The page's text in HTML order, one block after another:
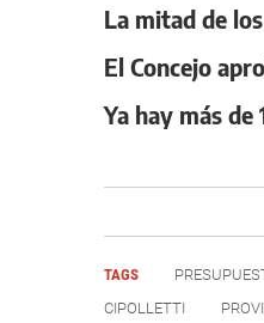
La mitad de
El Concejo
Ya hay más
TAGS
CIPOLLETTI